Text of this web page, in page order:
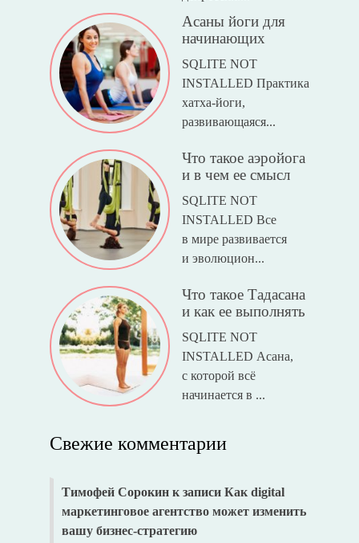
Асаны йоги для
начинающих
SQLITE NOT
INSTALLED Практика
хатха-йоги,
развивающаяся...
Что такое аэройога
и в чем ее смысл
SQLITE NOT
INSTALLED Все
в мире развивается
и эволюцион...
Что такое Тадасана
и как ее выполнять
SQLITE NOT
INSTALLED Асана,
с которой всё
начинается в ...
Свежие комментарии
Тимофей Сорокинк записи Как digital
маркетинговое агентство может изменить
вашу бизнес-стратегию